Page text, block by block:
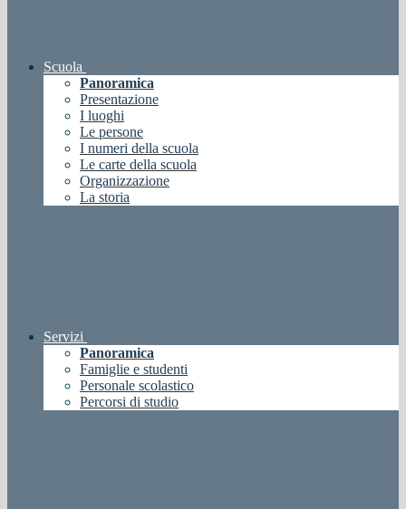
Scuola
Panoramica
Presentazione
I luoghi
Le persone
I numeri della scuola
Le carte della scuola
Organizzazione
La storia
Servizi
Panoramica
Famiglie e studenti
Personale scolastico
Percorsi di studio